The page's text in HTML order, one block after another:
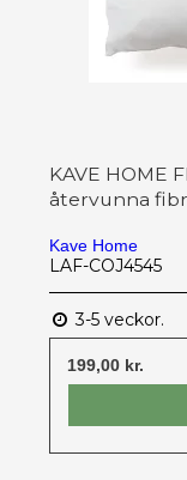
KAVE HOME
återvunna
Kave Home
LAF-COJ4545
3-5 veckor.
199,00 kr.